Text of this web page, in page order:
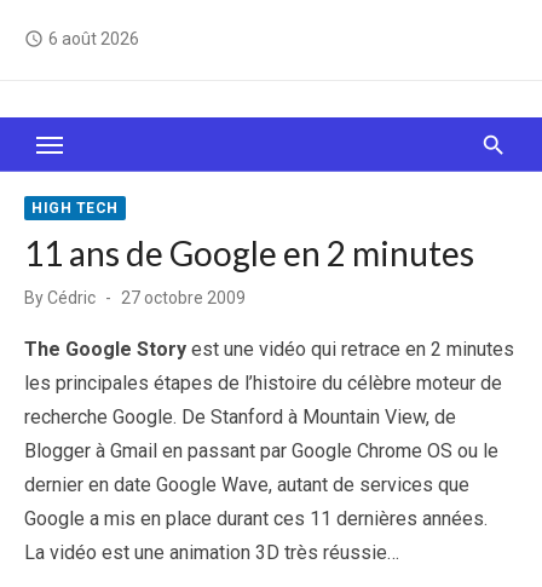
access_time 6 août 2026
Le Web, c'est comme une boîte de chocolats… On
sait jamais sur quoi on va tomber !
HIGH TECH
11 ans de Google en 2 minutes
ByCédric
Posted
27 octobre 2009
The Google Story est une vidéo qui retrace en 2 minutes
les principales étapes de l’histoire du célèbre moteur de
recherche Google. De Stanford à Mountain View, de
Blogger à Gmail en passant par Google Chrome OS ou le
dernier en date Google Wave, autant de services que
Google a mis en place durant ces 11 dernières années.
La vidéo est une animation 3D très réussie…